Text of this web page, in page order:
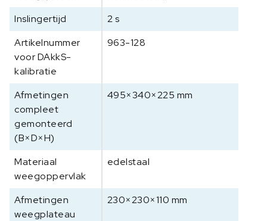
Inslingertijd
2 s
Artikelnummer
voor DAkkS-
kalibratie
963-128
Afmetingen
compleet
gemonteerd
(B×D×H)
495×340×225 mm
Materiaal
weegoppervlak
edelstaal
Afmetingen
weegplateau
230×230×110 mm